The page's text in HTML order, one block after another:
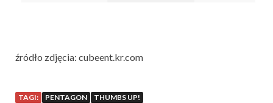
źródło zdjęcia: cubeent.kr.com
TAGI: PENTAGON THUMBS UP!